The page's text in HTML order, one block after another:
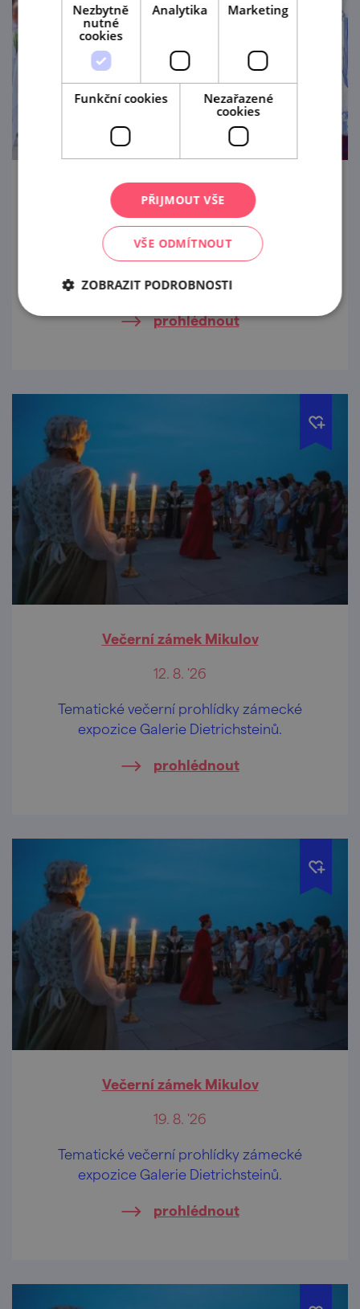
Pálavské vinobraní
11. 9. — 13. 9. '26
Mikulov, město s vůní jihu, vás zve na
Pálavské vinobraní!
prohlédnout
Večerní zámek Mikulov
12. 8. '26
Tematické večerní prohlídky zámecké
expozice Galerie Dietrichsteinů.
prohlédnout
Večerní zámek Mikulov
19. 8. '26
Tematické večerní prohlídky zámecké
expozice Galerie Dietrichsteinů.
prohlédnout
Nezbytně
nutné
cookies
Analytika Marketing
Funkční cookies
Nezařazené
cookies
PŘIJMOUT VŠE
VŠE ODMÍTNOUT
ZOBRAZIT PODROBNOSTI